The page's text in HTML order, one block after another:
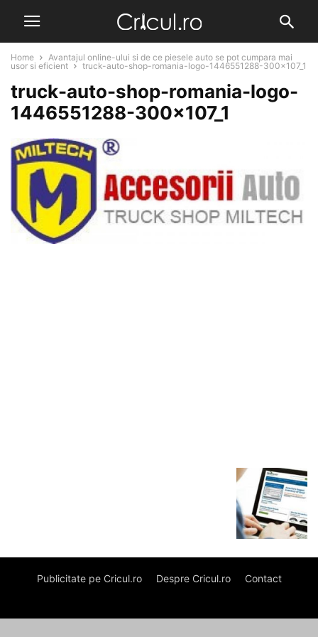
Home
Avantajul online-ului si de ce piesele auto se pot cumpara mai
usor si eficient
truck-auto-shop-romania-logo-1446551288-300x107_1
truck-auto-shop-romania-logo-
1446551288-300x107_1
Publicitate pe Cricul.ro Despre Cricul.ro Contact